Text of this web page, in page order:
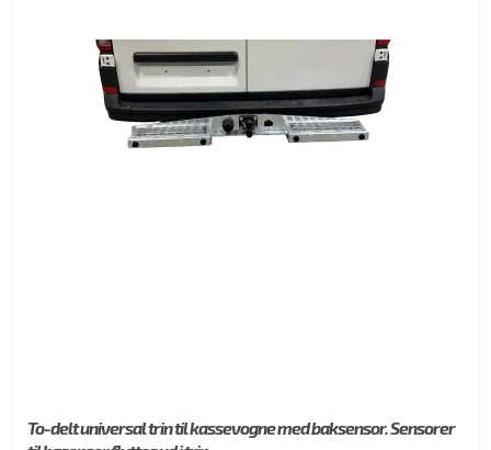
To-delt universal trin til kassevogne med baksensor. Sensorer